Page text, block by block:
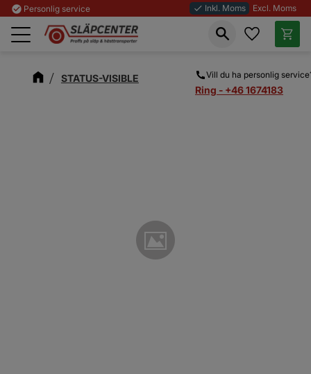
Meny
check_circle Personlig service done Inkl. Moms Excl. Moms
Vill du ha personlig
Ring - +46 1674183
Favoriter
STATUS-VISIBLE